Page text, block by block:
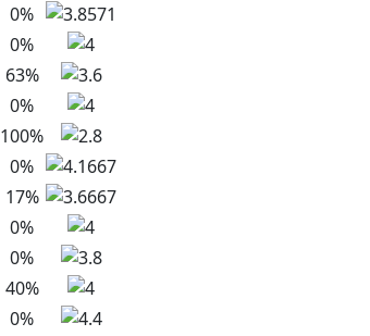
0%
0%
63%
0%
100%
0%
17%
0%
0%
40%
0%